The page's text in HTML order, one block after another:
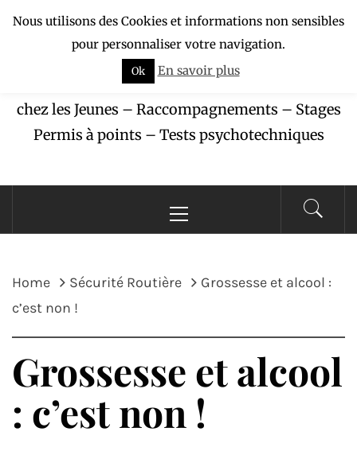
Skip
APAJ-ZÉBU
Association pour la Protection des Accidents
chez les Jeunes – Raccompagnements – Stages
Permis à points – Tests psychotechniques
Menu
Home Sécurité Routière
Grossesse et alcool :
c’est non !
Grossesse et alcool
: c’est non !
Nous utilisons des Cookies et informations non sensibles
pour personnaliser votre navigation.
Ok En savoir plus